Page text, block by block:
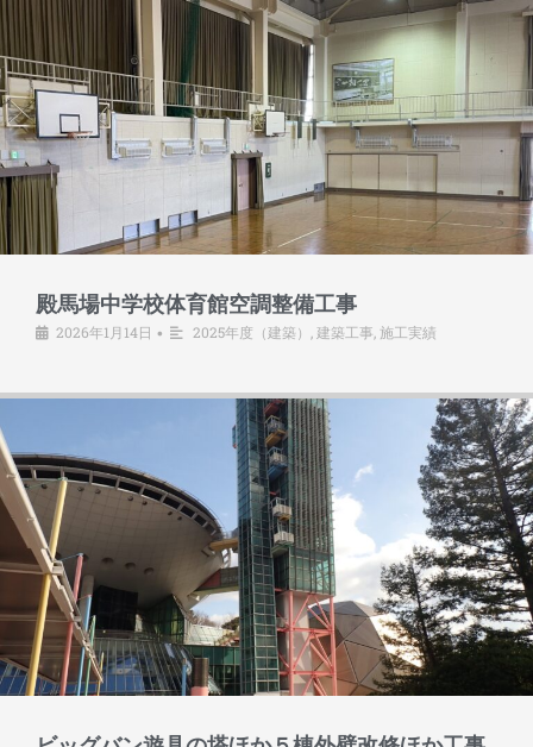
殿馬場中学校体育館空調整備工事
2026年1月14日 • 2025年度（建築） ,建築工事,施工実績